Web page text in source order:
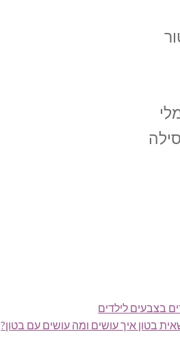
בצבעים לילדים
בטון איך עושים ומה עושים עם בטון?